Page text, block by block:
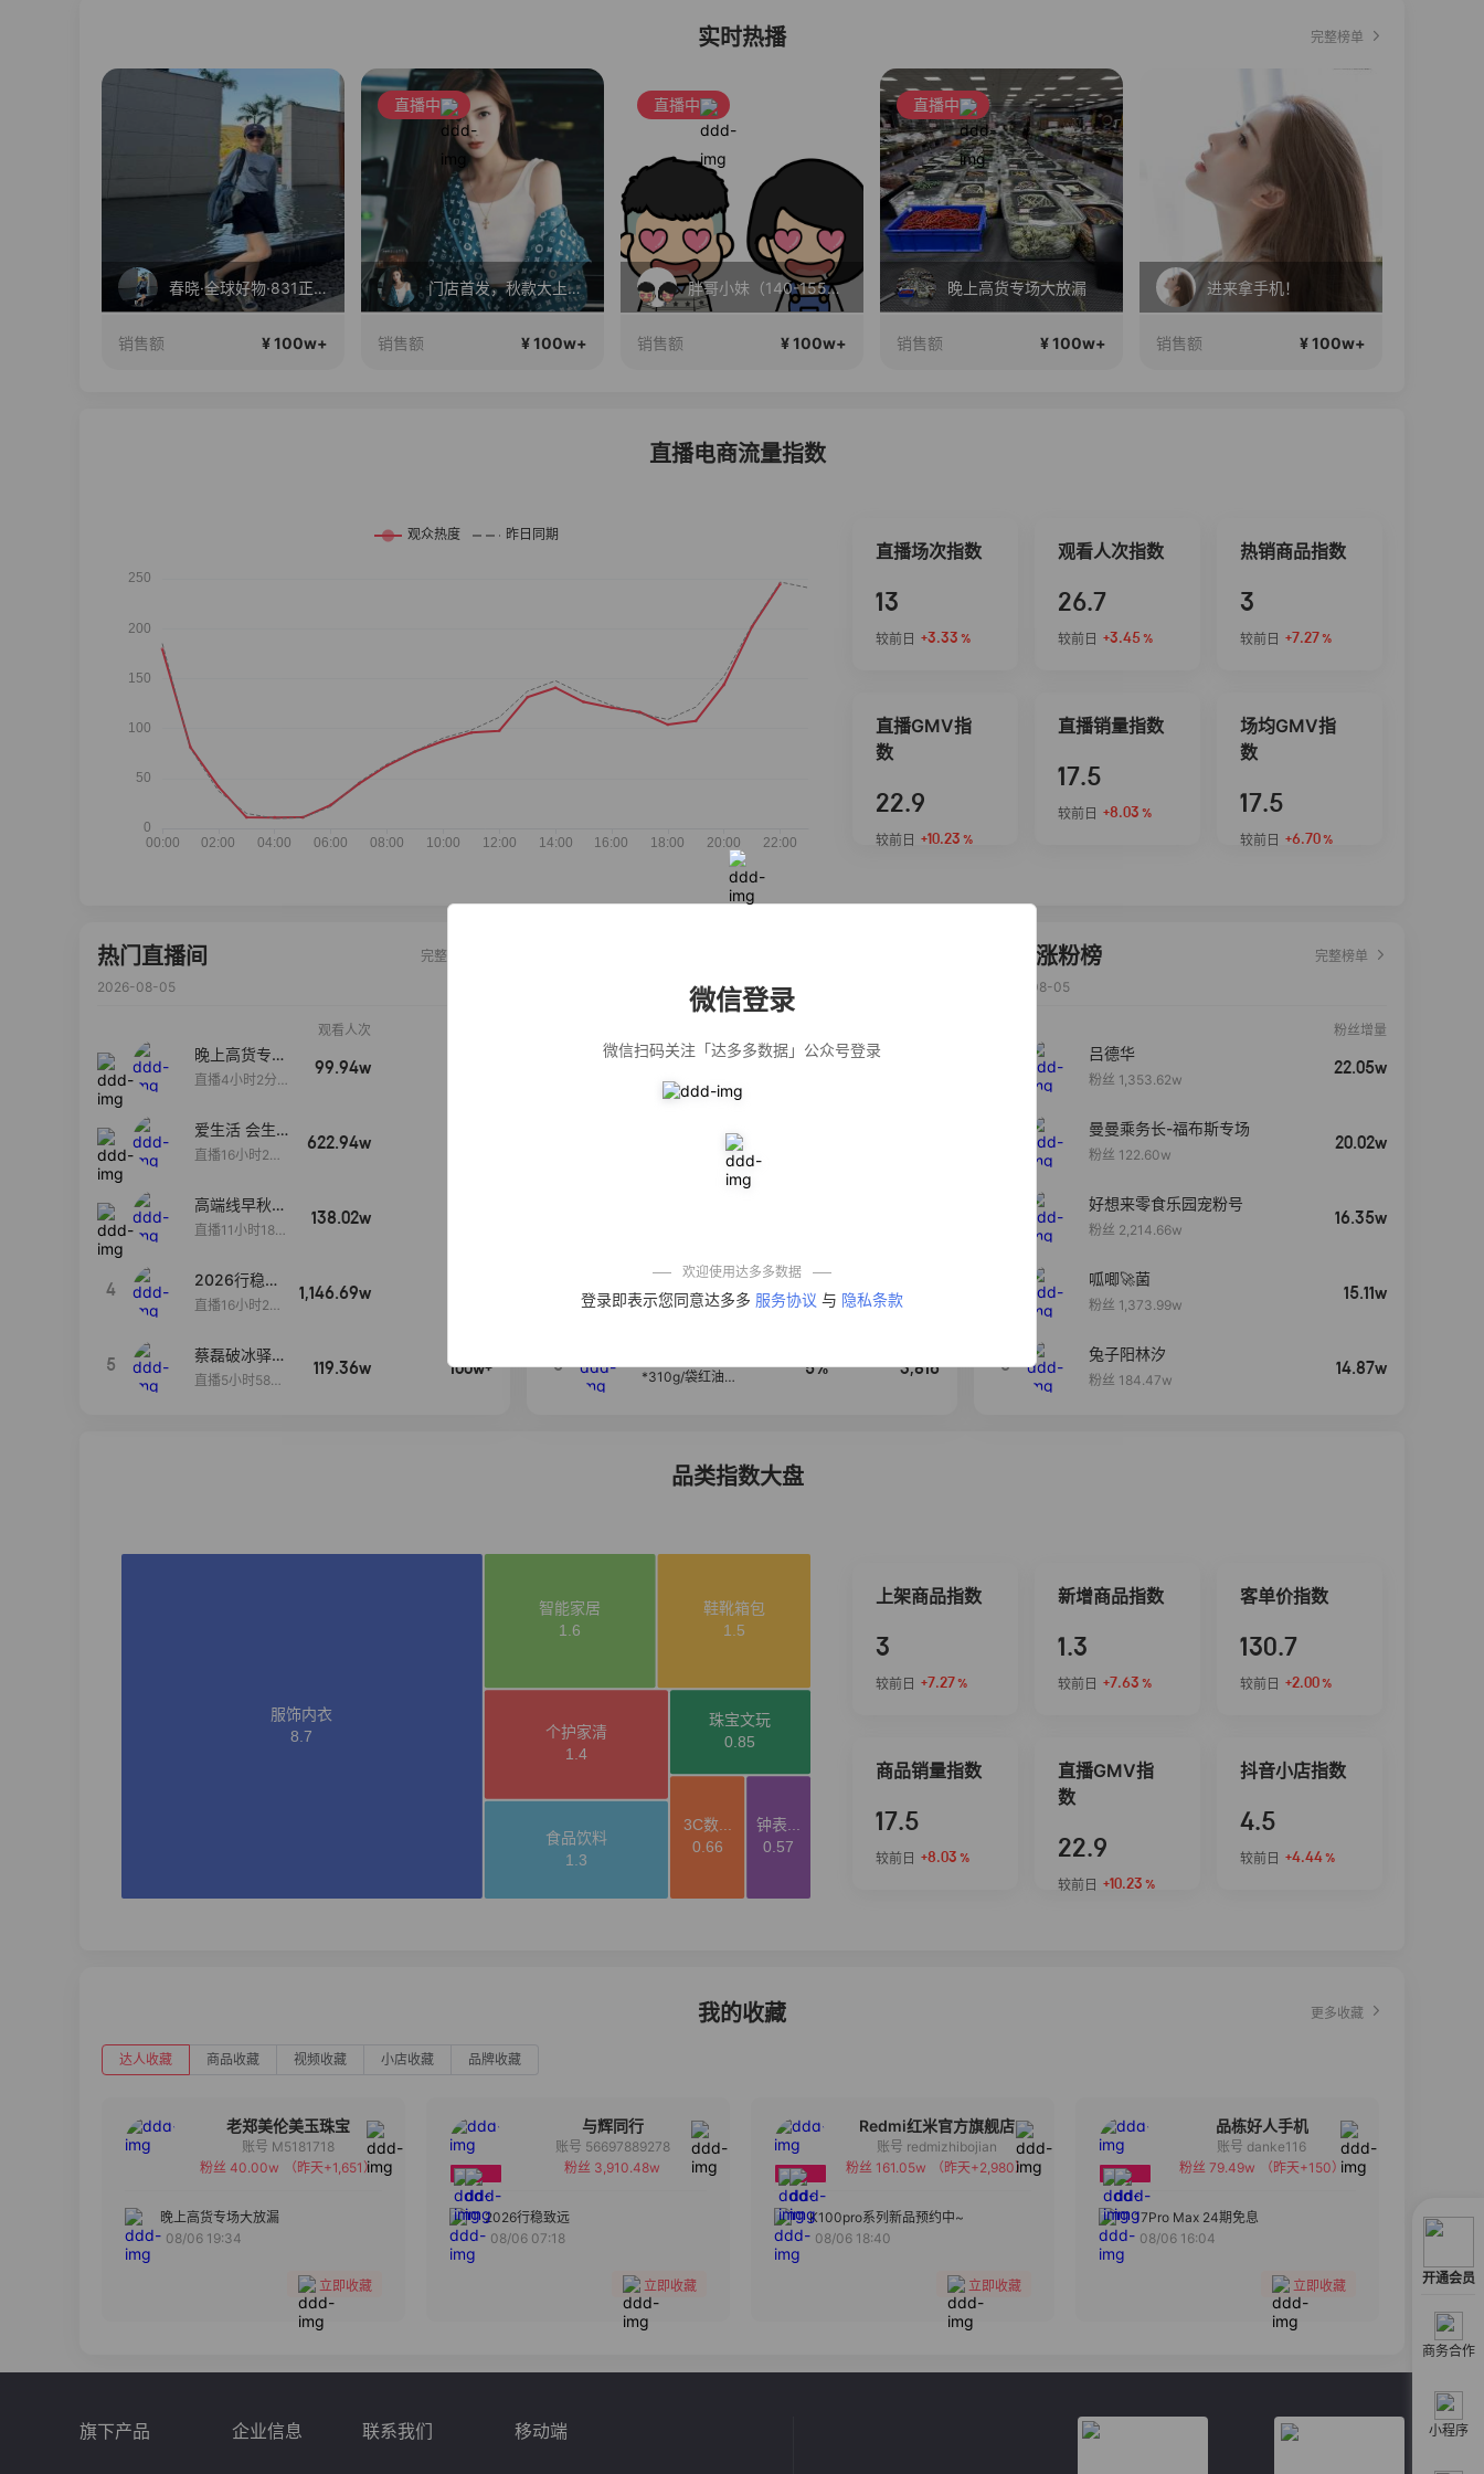
开通会员
商务合作
小程序
微信登录
微信扫码关注「达多多数据」公众号登录
欢迎使用达多多数据
登录即表示您同意达多多 服务协议 与 隐私条款
实时热播 完整榜单
春晓·全球好物·831正在直播
销售额 ¥ 100w+
直播中
门店首发，秋款大上新！！
销售额 ¥ 100w+
直播中
胖哥小妹（140-155小个子穿搭）正在直播
销售额 ¥ 100w+
直播中
晚上高货专场大放漏
销售额 ¥ 100w+
进来拿手机！
销售额 ¥ 100w+
直播电商流量指数
直播场次指数
13
较前日 +3.33 %
观看人次指数
26.7
较前日 +3.45 %
热销商品指数
3
较前日 +7.27%
直播GMV指
数
22.9
较前日 +10.23 %
直播销量指数
17.5
较前日 +8.03 %
场均GMV指
数
17.5
较前日 +6.70%
热门直播间
完整榜单
2026-08-05
观看人次
晚上高货专场
大放漏
直播4小时2分5
99.94w
爱生活 会生
活
直播16小时24
622.94w
高端线早秋现
货首发
直播11小时18分
138.02w
4
2026行稳致
远
直播16小时20
1,146.69w
5
蔡磊破冰驿站
直播间好物分
直播5小时58分
119.36w 100w+
【净浮生】油污
重油污去油王污
公仔牌顽渍净洗
衣粉轻松搓洗去
污渍除菌除螨3倍
洁净去渍家用去
料袋厨房抽绳式
一品欢【10包鲜
凉皮】红油麻酱
10% 4,286
5
*310g/袋红油麻
5% 3,816
达人涨粉榜
完整榜单
2026-08-05
粉丝增量
吕德华
粉丝 1,353.62w
22.05w
曼曼乘务长-福布斯专场
粉丝 122.60w
20.02w
好想来零食乐园宠粉号
粉丝 2,214.66w
16.35w
呱唧🚀菌
粉丝 1,373.99w
15.11w
5
兔子阳林汐
粉丝 184.47w
14.87w
品类指数大盘
上架商品指数
3
较前日 +7.27%
新增商品指数
1.3
较前日 +7.63 %
客单价指数
130.7
较前日 +2.00%
商品销量指数
17.5
较前日 +8.03 %
直播GMV指
数
22.9
较前日 +10.23 %
抖音小店指数
4.5
较前日 +4.44%
我的收藏 更多收藏
达人收藏 商品收藏 视频收藏 小店收藏 品牌收藏
老郑美伦美玉珠宝
备注
分组
账号 M5181718
粉丝 40.00w
（昨天+1,651）
晚上高货专场大放漏
08/06 19:34
立即收藏
与辉同行
备注
账号 56697889278
粉丝 3,910.48w
2026行稳致远
08/06 07:18
立即收藏
Redmi红米官方旗舰店
备注
分组
账号 redmizhibojian
粉丝 161.05w
（昨天+2,980）
K100pro系列新品预约中~
08/06 18:40
立即收藏
品栋好人手机
备注
分组
账号 danke116
粉丝 79.49w
（昨天+150）
17Pro Max 24期免息
08/06 16:04
立即收藏
旗下产品 企业信息 联系我们 移动端